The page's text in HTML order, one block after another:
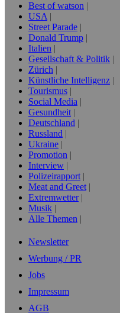
Best of watson
USA
Street Parade
Donald Trump
Italien
Gesellschaft & Politik
Zürich
Künstliche Intelligenz
Tourismus
Social Media
Gesundheit
Deutschland
Russland
Ukraine
Promotion
Interview
Polizeirapport
Meat and Greet
Extremwetter
Musik
Alle Themen
Newsletter
Werbung / PR
Jobs
Impressum
AGB